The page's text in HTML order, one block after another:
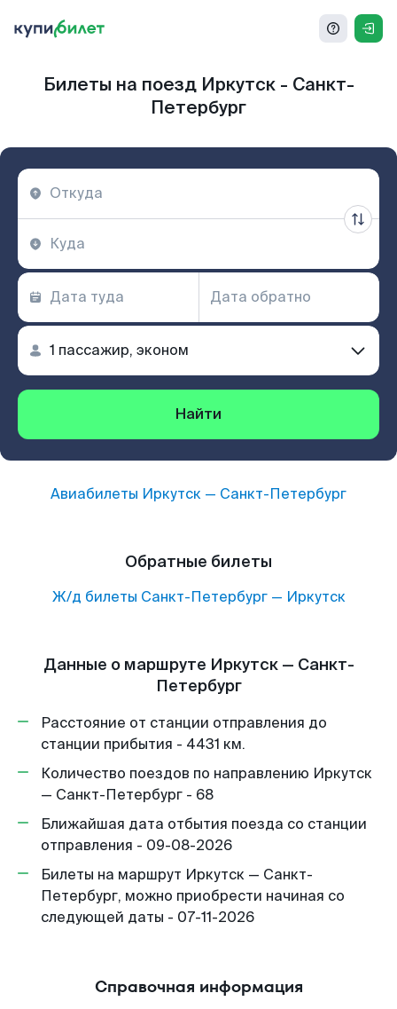
Билеты на поезд Иркутск - Санкт-
Петербург
Найти
Авиабилеты Иркутск — Санкт-Петербург
Обратные билеты
Ж/д билеты Санкт-Петербург— Иркутск
Данные о маршруте Иркутск — Санкт-
Петербург
Расстояние от станции отправления до
станции прибытия - 4431 км.
Количество поездов по направлению Иркутск
— Санкт-Петербург - 68
Ближайшая дата отбытия поезда со станции
отправления - 09-08-2026
Билеты на маршрут Иркутск — Санкт-
Петербург, можно приобрести начиная со
следующей даты - 07-11-2026
Справочная информация